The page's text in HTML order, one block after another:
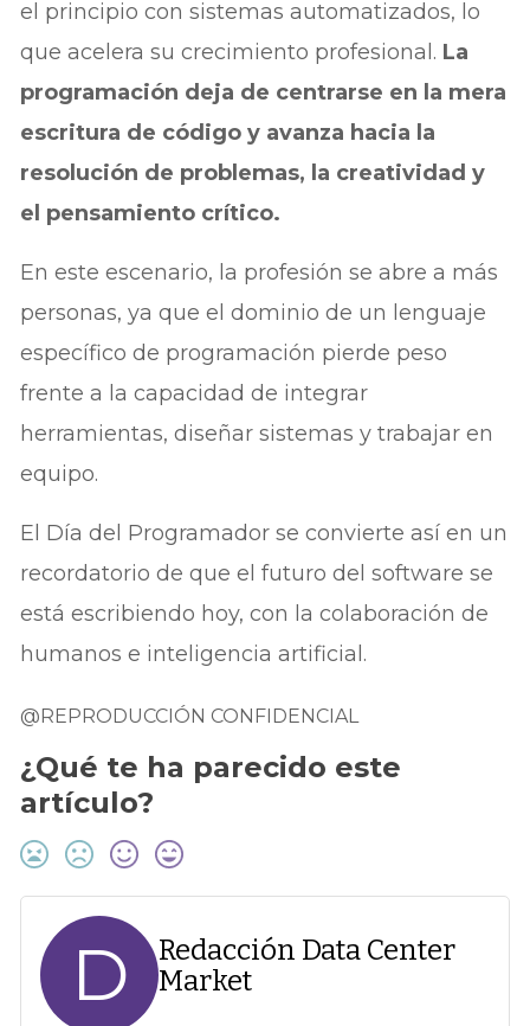
el principio con sistemas automatizados, lo
que acelera su crecimiento profesional. La
programación deja de centrarse en la mera
escritura de código y avanza hacia la
resolución de problemas, la creatividad y
el pensamiento crítico.
En este escenario, la profesión se abre a más
personas, ya que el dominio de un lenguaje
específico de programación pierde peso
frente a la capacidad de integrar
herramientas, diseñar sistemas y trabajar en
equipo.
El Día del Programador se convierte así en un
recordatorio de que el futuro del software se
está escribiendo hoy, con la colaboración de
humanos e inteligencia artificial.
@REPRODUCCIÓN CONFIDENCIAL
¿Qué te ha parecido este
artículo?
D
Redacción Data Center
Market